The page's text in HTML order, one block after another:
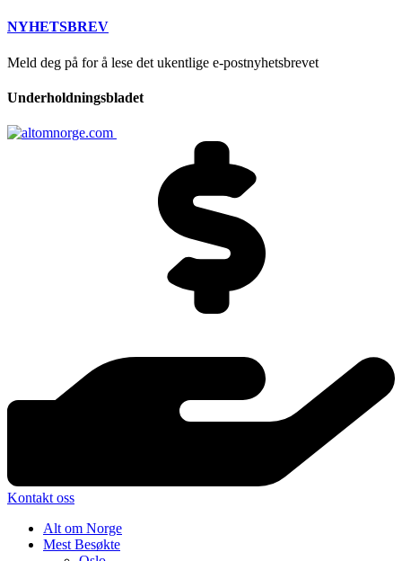
NYHETSBREV
Meld deg på for å lese det ukentlige e-postnyhetsbrevet
Underholdningsbladet
Kontakt oss
Alt om Norge
Mest Besøkte